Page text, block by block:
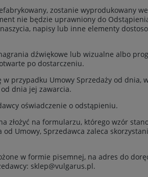
zostanie wyprodukowany
nie będzie uprawniony do
napisy lub inne elementy
dźwiękowe lub wizualne albo
po dostarczeniu.
przypadku Umowy Sprzedaży od dnia,
dnia jej zawarcia.
oświadczenie o odstąpieniu.
złożyć na formularzu, którego wzór
Umowy, Sprzedawca zaleca
w formie pisemnej, na adres do
sklep@vulgarus.pl.